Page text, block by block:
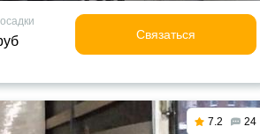
Связаться
7.2 24